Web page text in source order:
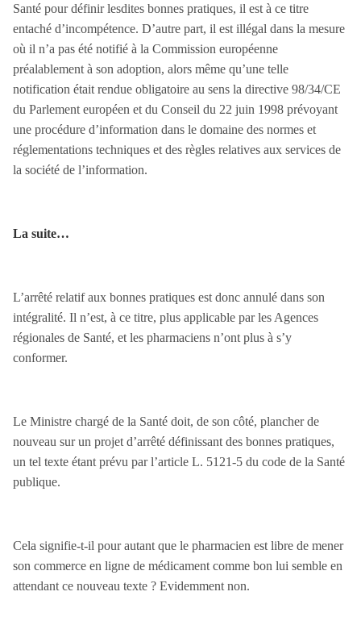
Santé pour définir lesdites bonnes pratiques, il est à ce titre
entaché d’incompétence. D’autre part, il est illégal dans la mesure
où il n’a pas été notifié à la Commission européenne
préalablement à son adoption, alors même qu’une telle
notification était rendue obligatoire au sens la directive 98/34/CE
du Parlement européen et du Conseil du 22 juin 1998 prévoyant
une procédure d’information dans le domaine des normes et
réglementations techniques et des règles relatives aux services de
la société de l’information.
La suite…
L’arrêté relatif aux bonnes pratiques est donc annulé dans son
intégralité. Il n’est, à ce titre, plus applicable par les Agences
régionales de Santé, et les pharmaciens n’ont plus à s’y
conformer.
Le Ministre chargé de la Santé doit, de son côté, plancher de
nouveau sur un projet d’arrêté définissant des bonnes pratiques,
un tel texte étant prévu par l’article L. 5121-5 du code de la Santé
publique.
Cela signifie-t-il pour autant que le pharmacien est libre de mener
son commerce en ligne de médicament comme bon lui semble en
attendant ce nouveau texte ? Evidemment non.